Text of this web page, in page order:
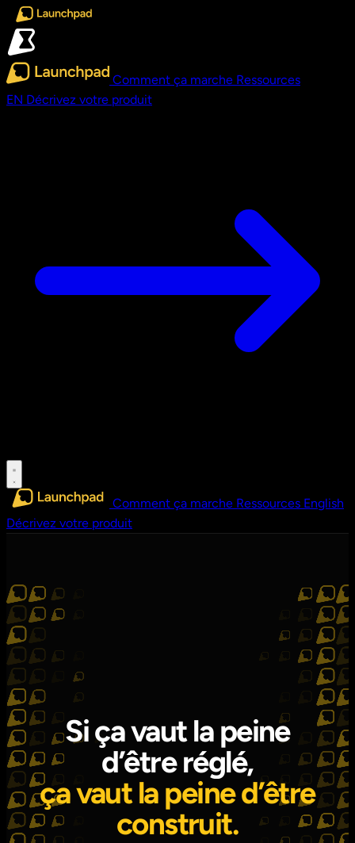
Aller au contenu principal
Comment ça marche Ressources
EN Décrivez votre produit
Comment ça marche Ressources English
Décrivez votre produit
Si ça vaut la peine
d’être réglé,
ça vaut la peine d’être
construit.